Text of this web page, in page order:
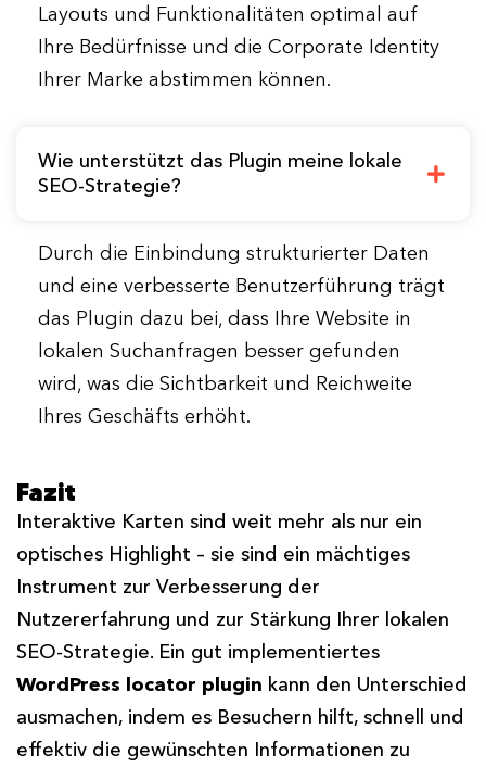
Layouts und Funktionalitäten optimal auf
Ihre Bedürfnisse und die Corporate Identity
Ihrer Marke abstimmen können.
Wie unterstützt das Plugin meine lokale
SEO-Strategie?
Durch die Einbindung strukturierter Daten
und eine verbesserte Benutzerführung trägt
das Plugin dazu bei, dass Ihre Website in
lokalen Suchanfragen besser gefunden
wird, was die Sichtbarkeit und Reichweite
Ihres Geschäfts erhöht.
Fazit
Interaktive Karten sind weit mehr als nur ein
optisches Highlight – sie sind ein mächtiges
Instrument zur Verbesserung der
Nutzererfahrung und zur Stärkung Ihrer lokalen
SEO-Strategie. Ein gut implementiertes
WordPress locator plugin kann den Unterschied
ausmachen, indem es Besuchern hilft, schnell und
effektiv die gewünschten Informationen zu